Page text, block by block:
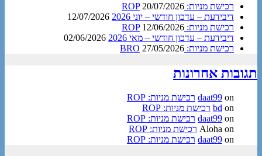
רכישת מניות: ROP 20/07/2026
דיבידעת – עדכון חודשי – יוני 2026
12/07/2026
רכישת מניות: ROP 12/06/2026
דיבידעת – עדכון חודשי – מאי 2026
02/06/2026
רכישת מניות: BRO 27/05/2026
תגובות אחרונות
daat99 on
רכישת מניות: ROP
bd on
רכישת מניות: ROP
daat99 on
רכישת מניות: ROP
Aloha on
רכישת מניות: ROP
daat99 on רכישת מניות: ROP